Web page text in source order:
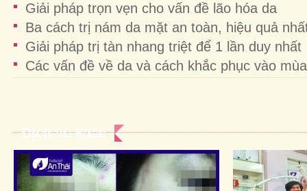
Giải pháp trọn vẹn cho vấn đề lão hóa da
Ba cách trị nám da mặt an toàn, hiệu quả
Giải pháp trị tàn nhang triệt để 1 lần duy nhất
Các vấn đề về da và cách khắc phục vào
Dịch vụ khác